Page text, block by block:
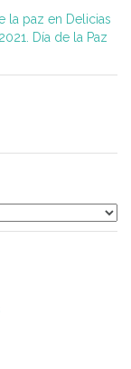
la paz en Delicias
Día de la Paz